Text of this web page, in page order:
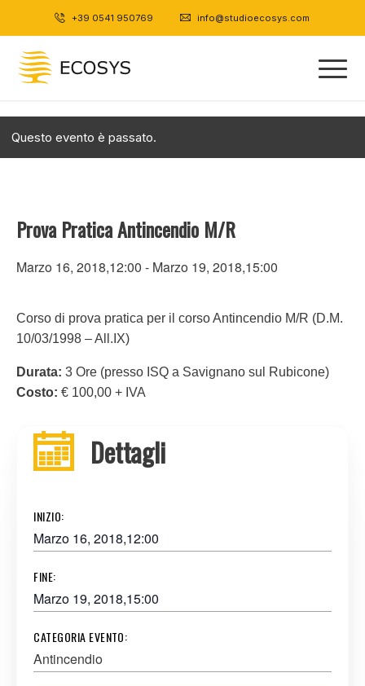
+39 0541 950769 info@studioecosys.com
Questo evento è passato.
Prova Pratica Antincendio M/R
Marzo 16, 2018,12:00 - Marzo 19, 2018,15:00
Corso di prova pratica per il corso Antincendio M/R (D.M.
10/03/1998 – All.IX)
Durata: 3 Ore (presso ISQ a Savignano sul Rubicone)
Costo: € 100,00 + IVA
Dettagli
INIZIO:
Marzo 16, 2018,12:00
FINE:
Marzo 19, 2018,15:00
CATEGORIA EVENTO:
Antincendio